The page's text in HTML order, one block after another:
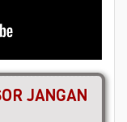
JANGAN